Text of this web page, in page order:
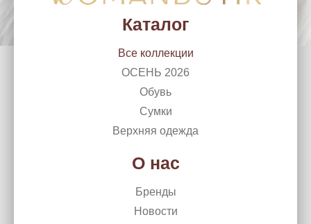
Каталог
Все коллекции
ОСЕНЬ 2026
Обувь
Сумки
Верхняя одежда
О нас
Бренды
Новости